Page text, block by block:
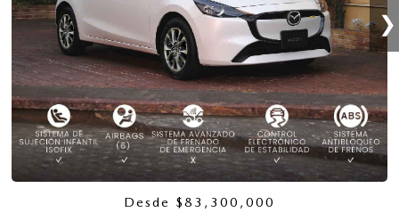
Desde $83,300,000
❯